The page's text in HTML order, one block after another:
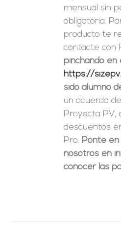
mensual sin
obligatoria.
producto te
contacte con
pinchando en
https://
sido alumno
un acuerdo
Proyecta PV,
descuentos
Pro. Ponte
nosotros en
conocer las